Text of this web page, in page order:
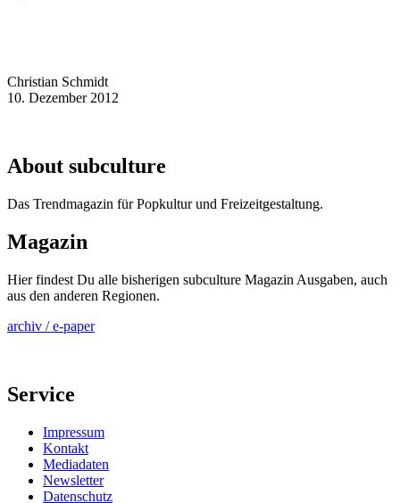
Christian Schmidt
10. Dezember 2012
About subculture
Das Trendmagazin für Popkultur und Freizeitgestaltung.
Magazin
Hier findest Du alle bisherigen subculture Magazin Ausgaben, auch
aus den anderen Regionen.
archiv / e-paper
Service
Impressum
Kontakt
Mediadaten
Newsletter
Datenschutz